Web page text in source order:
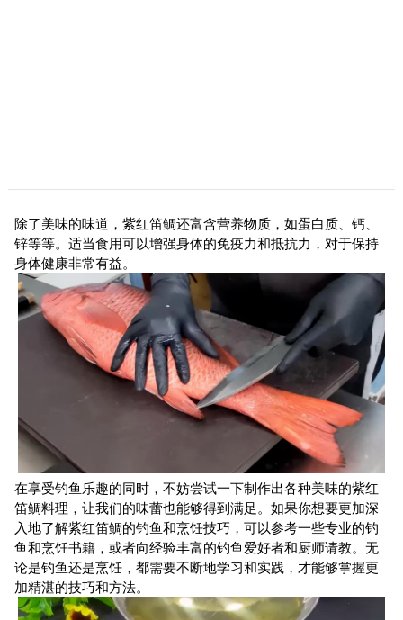
除了美味的味道，紫红笛鲷还富含营养物质，如蛋白质、钙、
锌等等。适当食用可以增强身体的免疫力和抵抗力，对于保持
身体健康非常有益。
在享受钓鱼乐趣的同时，不妨尝试一下制作出各种美味的紫红
笛鲷料理，让我们的味蕾也能够得到满足。如果你想要更加深
入地了解紫红笛鲷的钓鱼和烹饪技巧，可以参考一些专业的钓
鱼和烹饪书籍，或者向经验丰富的钓鱼爱好者和厨师请教。无
论是钓鱼还是烹饪，都需要不断地学习和实践，才能够掌握更
加精湛的技巧和方法。